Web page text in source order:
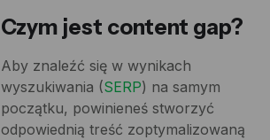
Czym jest content gap?
Aby znaleźć się w wynikach
wyszukiwania (SERP) na samym
początku, powinieneś stworzyć
odpowiednią treść zoptymalizowaną